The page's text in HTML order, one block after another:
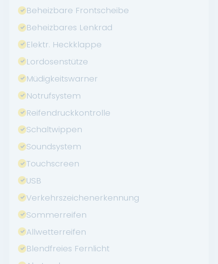
Beheizbare Frontscheibe
Beheizbares Lenkrad
Elektr. Heckklappe
Lordosenstütze
Müdigkeitswarner
Notrufsystem
Reifendruckkontrolle
Schaltwippen
Soundsystem
Touchscreen
USB
Verkehrszeichenerkennung
Sommerreifen
Allwetterreifen
Blendfreies Fernlicht